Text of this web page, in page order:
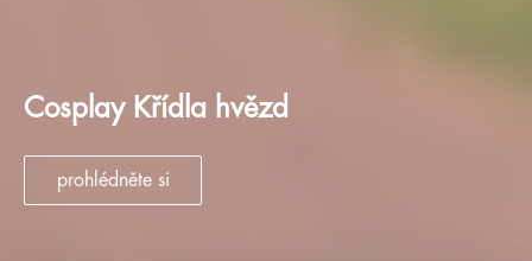
Cosplay Křídla hvězd
prohlédněte si